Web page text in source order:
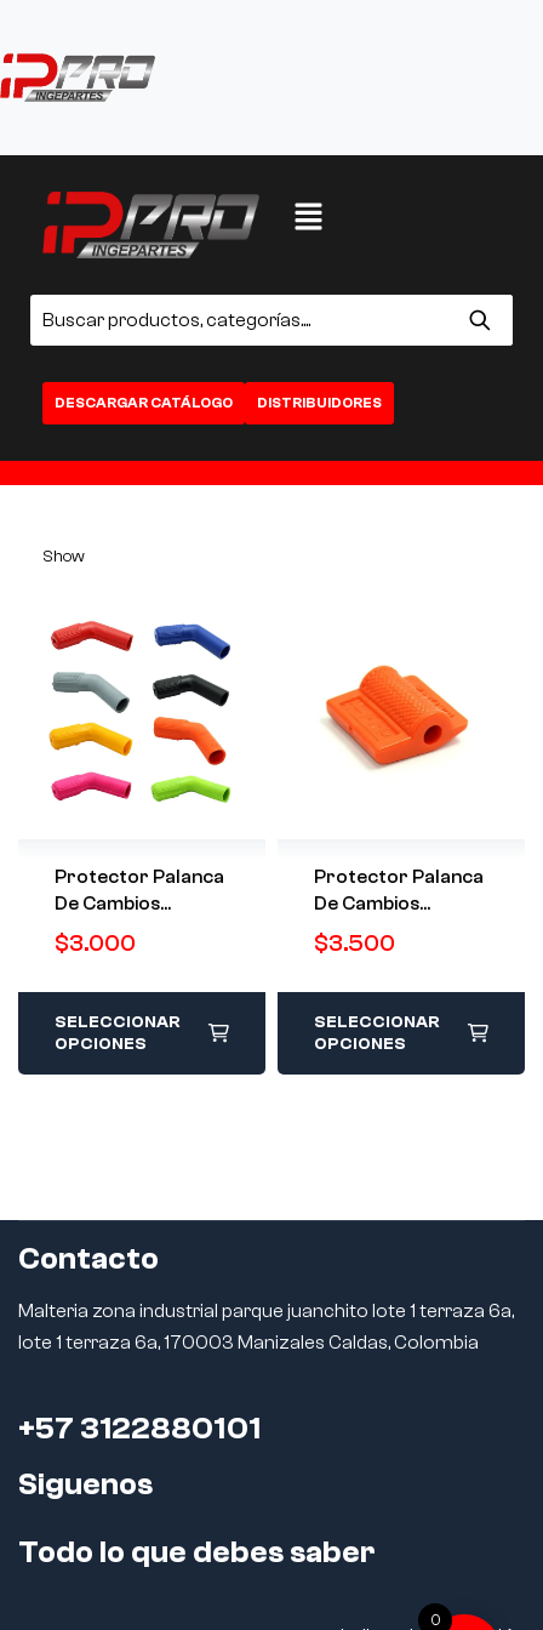
DESCARGAR CATÁLOGO DISTRIBUIDORES
Show
Protector Palanca
De Cambios
Universal
$3.000
SELECCIONAR
OPCIONES
Protector Palanca
De Cambios
Universal Lexus
$3.500
SELECCIONAR
OPCIONES
Contacto
Malteria zona industrial parque juanchito lote 1 terraza 6a,
lote 1 terraza 6a, 170003 Manizales Caldas, Colombia
+57 3122880101
Siguenos
Todo lo que debes saber
0